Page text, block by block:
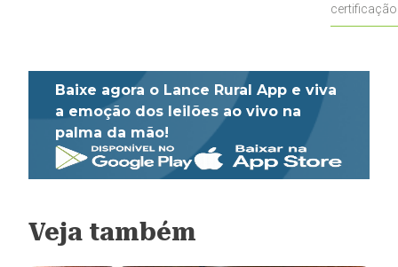
Baixe agora o Lance Rural App e viva
a emoção dos leilões ao vivo na
palma da mão!
Veja também